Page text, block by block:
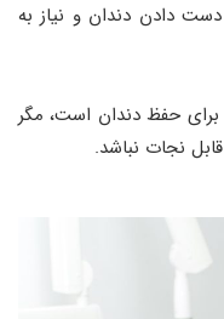
دادن دندان و نیاز به
حفظ دندان است، مگر
نجات نباشد.